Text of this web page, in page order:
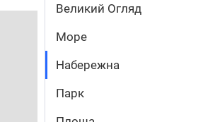
Великий Огляд
Море
Набережна
Парк